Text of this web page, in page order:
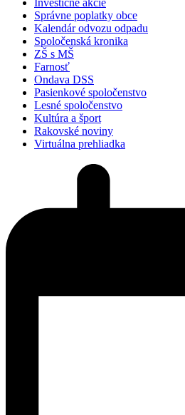
Správne poplatky obce
Kalendár odvozu odpadu
Spoločenská kronika
ZŠ s MŠ
Farnosť
Ondava DSS
Pasienkové spoločenstvo
Lesné spoločenstvo
Kultúra a šport
Rakovské noviny
Virtuálna prehliadka